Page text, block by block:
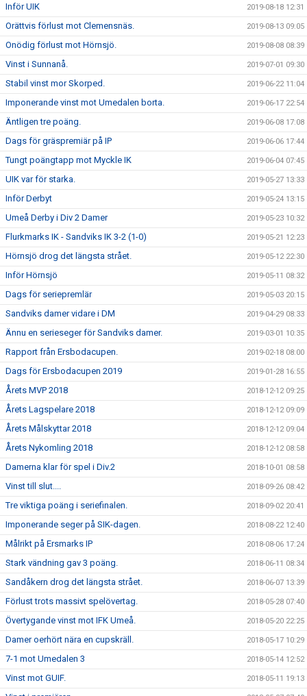
Inför UIK 2019-08-18 12:31
Orättvis förlust mot Clemensnäs. 2019-08-13 09:05
Onödig förlust mot Hörnsjö. 2019-08-08 08:39
Vinst i Sunnanå. 2019-07-01 09:30
Stabil vinst mor Skorped. 2019-06-22 11:04
Imponerande vinst mot Umedalen borta. 2019-06-17 22:54
Äntligen tre poäng. 2019-06-08 17:08
Dags för gräspremiär på IP 2019-06-06 17:44
Tungt poängtapp mot Myckle IK 2019-06-04 07:45
UIK var för starka. 2019-05-27 13:33
Inför Derbyt 2019-05-24 13:15
Umeå Derby i Div 2 Damer 2019-05-23 10:32
Flurkmarks IK - Sandviks IK 3-2 (1-0) 2019-05-21 12:23
Hörnsjö drog det längsta strået. 2019-05-12 22:30
Inför Hörnsjö 2019-05-11 08:32
Dags för seriepremlär 2019-05-03 20:15
Sandviks damer vidare i DM 2019-04-29 08:33
Ännu en serieseger för Sandviks damer. 2019-03-01 10:35
Rapport från Ersbodacupen. 2019-02-18 08:00
Dags för Ersbodacupen 2019 2019-01-28 16:55
Årets MVP 2018 2018-12-12 09:25
Årets Lagspelare 2018 2018-12-12 09:09
Årets Målskyttar 2018 2018-12-12 09:04
Årets Nykomling 2018 2018-12-12 08:58
Damerna klar för spel i Div.2 2018-10-01 08:58
Vinst till slut.... 2018-09-26 08:42
Tre viktiga poäng i seriefinalen. 2018-09-02 20:41
Imponerande seger på SIK-dagen. 2018-08-22 12:40
Målrikt på Ersmarks IP 2018-08-06 17:24
Stark vändning gav 3 poäng. 2018-06-11 08:34
Sandåkern drog det längsta strået. 2018-06-07 13:39
Förlust trots massivt spelövertag. 2018-05-28 07:40
Övertygande vinst mot IFK Umeå. 2018-05-20 22:25
Damer oerhört nära en cupskräll. 2018-05-17 10:29
7-1 mot Umedalen 3 2018-05-14 12:52
Vinst mot GUIF. 2018-05-11 19:13